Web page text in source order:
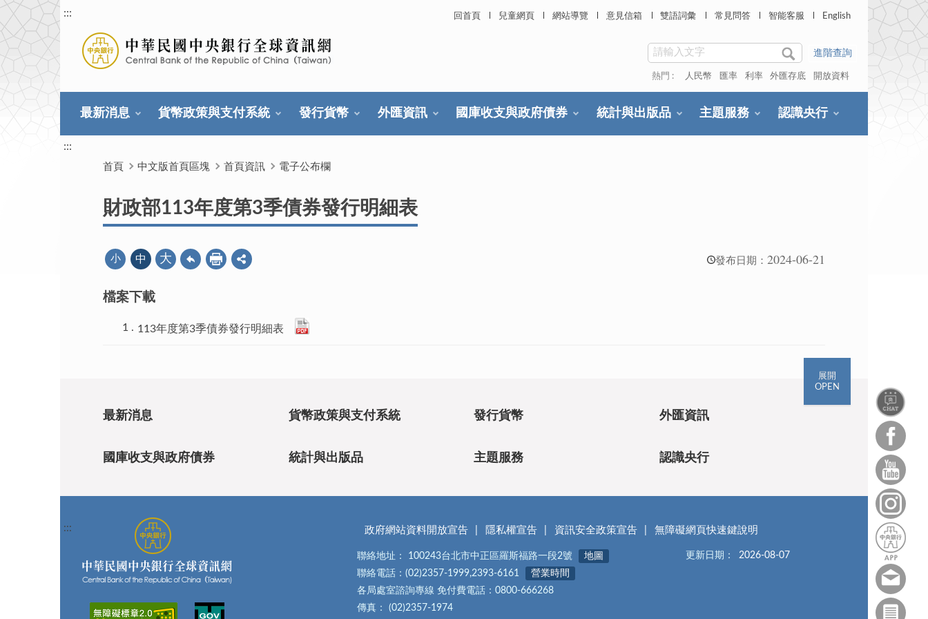
回首頁 兒童網頁 網站導覽 意見信箱 雙語詞彙 常見問答 智能客服 English
:::
進階查詢
熱門 : 人民幣 匯率 利率 外匯存底 開放資料
最新消息 貨幣政策與支付系統 發行貨幣 外匯資訊 國庫收支與政府債券 統計與出版品 主題服務 認識央行
:::
首頁 中文版首頁區塊 首頁資訊 電子公布欄
財政部113年度第3季債券發行明細表
發布日期： 2024-06-21
小 中 大
檔案下載
113年度第3季債券發行明細表
展開
OPEN
最新消息 貨幣政策與支付系統 發行貨幣 外匯資訊
國庫收支與政府債券 統計與出版品 主題服務 認識央行
::: 政府網站資料開放宣告 隱私權宣告 資訊安全政策宣告 無障礙網頁快速鍵說明
聯絡地址： 100243台北市中正區羅斯福路一段2號
地圖
聯絡電話：(02)2357-1999,2393-6161
營業時間
各局處室諮詢專線 免付費電話：0800-666268
傳真： (02)2357-1974
更新日期： 2026-08-07